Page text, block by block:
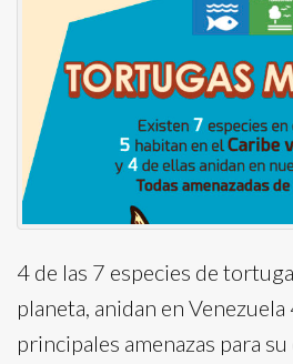
4 de las 7 especies de
planeta, anidan en Venezuela
principales amenazas para